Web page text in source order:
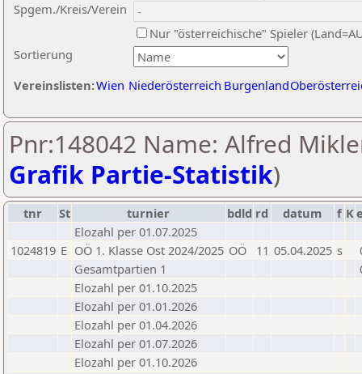
Sortierung
Spgem./Kreis/Verein
Nur "österreichische" Spieler
Vereinslisten:Wien Niederösterreich Burgenland
Pnr:148042 Name: Alfred
Grafik Partie-Statistik)
tnr St turnier bdld rd datum f K
Elozahl per 01.07.2025
1024819 E OÖ 1. Klasse Ost 2024/2025 OÖ 11 05.04.2025 s
Gesamtpartien 1
Elozahl per 01.10.2025
Elozahl per 01.01.2026
Elozahl per 01.04.2026
Elozahl per 01.07.2026
Elozahl per 01.10.2026